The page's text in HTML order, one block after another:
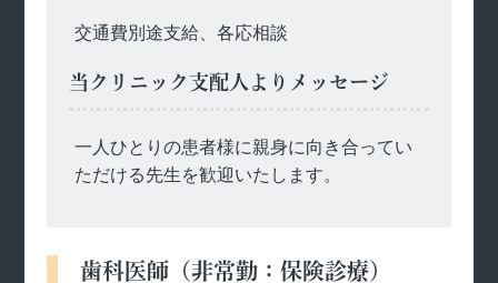
交通費別途支給、各応相談
当クリニック支配人よりメッセージ
一人ひとりの患者様に親身に向き合ってい
ただける先生を歓迎いたします。
歯科医師（非常勤：保険診療）